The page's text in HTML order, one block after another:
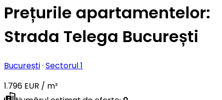
Prețurile apartamentelor:
Strada Telega București
București· Sectorul 1
1.796 EUR / m²